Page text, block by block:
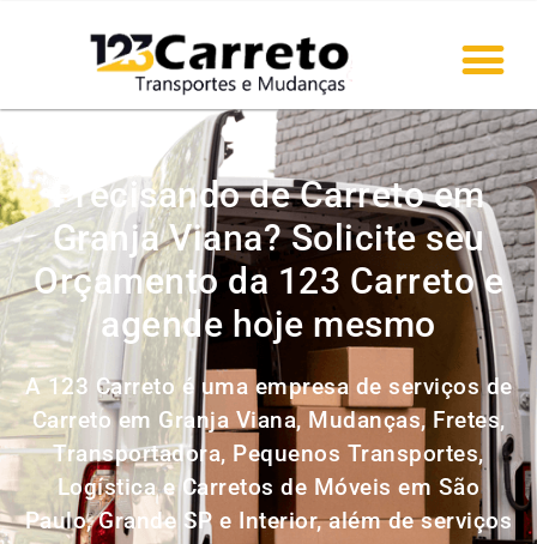
Precisando de Carreto em
Granja Viana? Solicite seu
Orçamento da 123 Carreto e
agende hoje mesmo
A 123 Carreto é uma empresa de serviços de
Carreto em Granja Viana, Mudanças, Fretes,
Transportadora, Pequenos Transportes,
Logística e Carretos de Móveis em São
Paulo, Grande SP e Interior, além de serviços